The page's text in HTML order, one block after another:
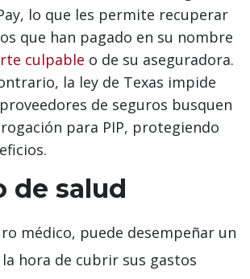
lo que les permite recuperar
que han pagado en su nombre
culpable o de su aseguradora.
la ley de Texas impide
de seguros busquen
para PIP, protegiendo
de salud
médico, puede desempeñar un
hora de cubrir sus gastos